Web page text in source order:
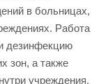
в больницах,
Работа
дезинфекцию
зон, а также
учреждения.